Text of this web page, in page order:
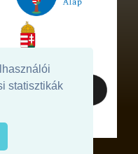
statisztikák